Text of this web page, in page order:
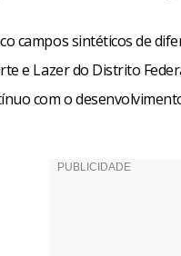
campos sintéticos de
e Lazer do Distrito
com o